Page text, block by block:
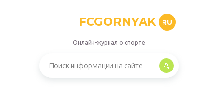
FCGORNYAK RU
Онлайн-журнал о спорте